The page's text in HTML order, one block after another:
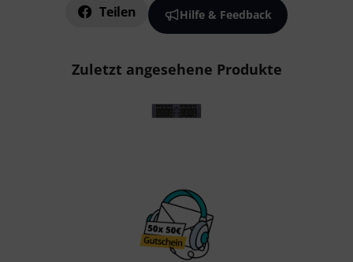
Teilen Hilfe & Feedback
Zuletzt angesehene Produkte